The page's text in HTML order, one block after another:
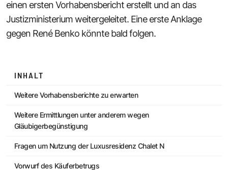
einen ersten Vorhabensbericht erstellt und an das
Justizministerium weitergeleitet. Eine erste Anklage
gegen René Benko könnte bald folgen.
INHALT
Weitere Vorhabensberichte zu erwarten
Weitere Ermittlungen unter anderem wegen
Gläubigerbegünstigung
Fragen um Nutzung der Luxusresidenz Chalet N
Vorwurf des Käuferbetrugs